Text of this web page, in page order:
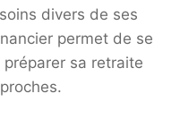
divers de ses
permet de se
sa retraite